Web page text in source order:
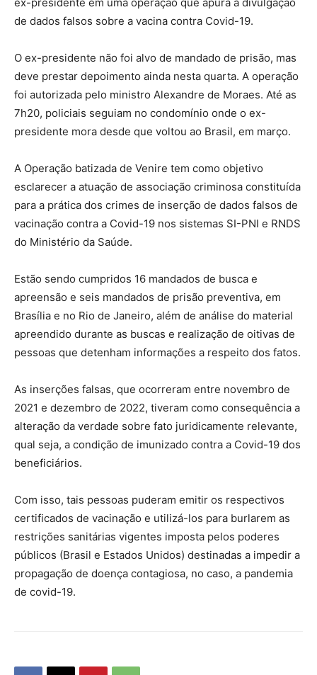
ex-presidente em uma operação que apura a divulgação
de dados falsos sobre a vacina contra Covid-19.
O ex-presidente não foi alvo de mandado de prisão, mas
deve prestar depoimento ainda nesta quarta. A operação
foi autorizada pelo ministro Alexandre de Moraes. Até as
7h20, policiais seguiam no condomínio onde o ex-
presidente mora desde que voltou ao Brasil, em março.
A Operação batizada de Venire tem como objetivo
esclarecer a atuação de associação criminosa constituída
para a prática dos crimes de inserção de dados falsos de
vacinação contra a Covid-19 nos sistemas SI-PNI e RNDS
do Ministério da Saúde.
Estão sendo cumpridos 16 mandados de busca e
apreensão e seis mandados de prisão preventiva, em
Brasília e no Rio de Janeiro, além de análise do material
apreendido durante as buscas e realização de oitivas de
pessoas que detenham informações a respeito dos fatos.
As inserções falsas, que ocorreram entre novembro de
2021 e dezembro de 2022, tiveram como consequência a
alteração da verdade sobre fato juridicamente relevante,
qual seja, a condição de imunizado contra a Covid-19 dos
beneficiários.
Com isso, tais pessoas puderam emitir os respectivos
certificados de vacinação e utilizá-los para burlarem as
restrições sanitárias vigentes imposta pelos poderes
públicos (Brasil e Estados Unidos) destinadas a impedir a
propagação de doença contagiosa, no caso, a pandemia
de covid-19.